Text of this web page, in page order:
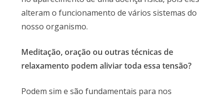
alteram o funcionamento de vários sistemas do
nosso organismo.
Meditação, oração ou outras técnicas de
relaxamento podem aliviar toda essa tensão?
Podem sim e são fundamentais para nos